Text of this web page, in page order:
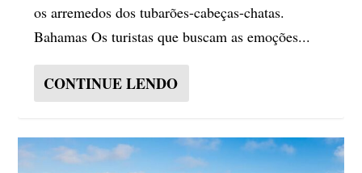
os arremedos dos tubarões-cabeças-chatas.
Bahamas Os turistas que buscam as emoções...
CONTINUE LENDO